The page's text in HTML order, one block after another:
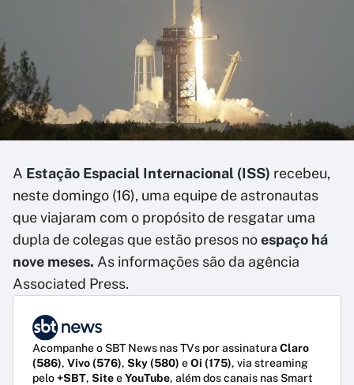
A Estação Espacial Internacional (ISS) recebeu,
neste domingo (16), uma equipe de astronautas
que viajaram com o propósito de resgatar uma
dupla de colegas que estão presos noespaço há
nove meses. As informações são da agência
Associated Press.
Acompanhe o SBT News nas TVs por assinatura Claro
(586), Vivo (576), Sky (580) eOi (175), via streaming
pelo+SBT, SiteeYouTube, além dos canais nas Smart